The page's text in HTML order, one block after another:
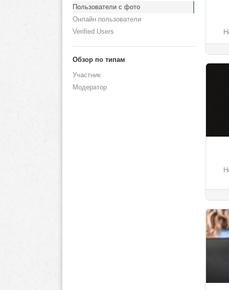
Пользователи с фото
Онлайн пользователи
Verified Users
Обзор по типам
Участник
Модератор